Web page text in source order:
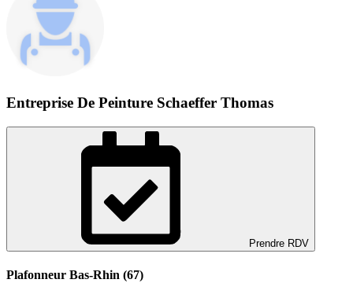
Entreprise De Peinture Schaeffer Thomas
Prendre RDV
Plafonneur Bas-Rhin (67)